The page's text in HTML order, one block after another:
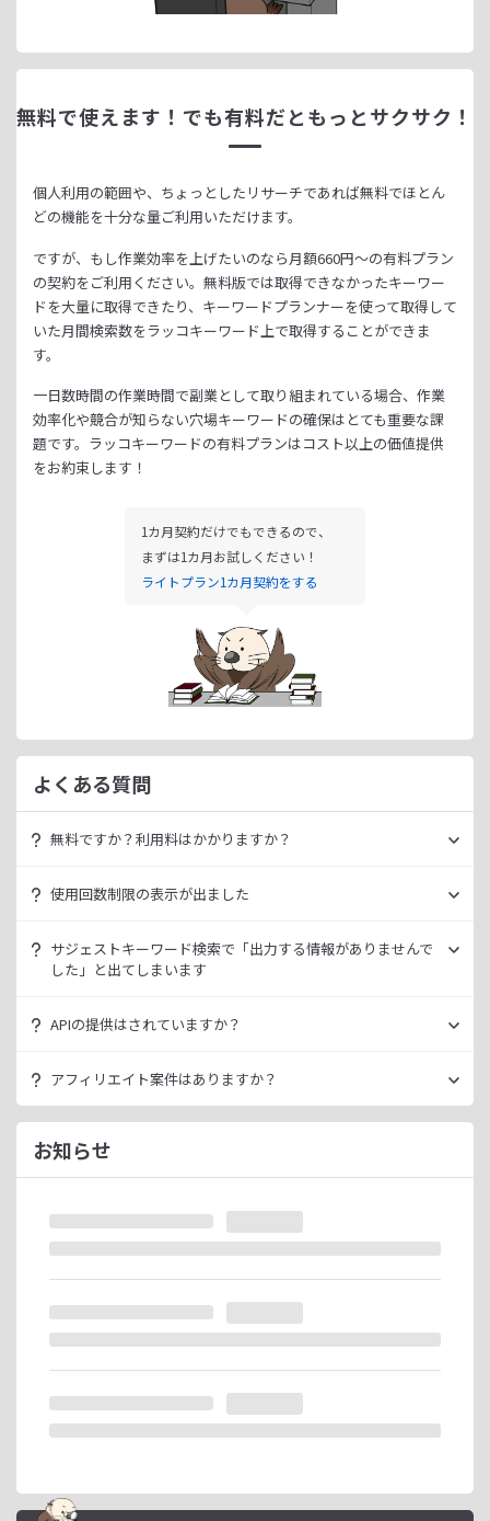
無料で使えます！ でも有料だともっとサクサク！
個人利用の範囲や、ちょっとしたリサーチであれば無料でほとん
どの機能を十分な量ご利用いただけます。
ですが、もし作業効率を上げたいのなら月額660円～の有料プラン
の契約をご利用ください。 無料版では取得できなかったキーワー
ドを大量に取得できたり、 キーワードプランナーを使って取得して
いた月間検索数をラッコキーワード上で取得することができま
す。
一日数時間の作業時間で副業として取り組まれている場合、 作業
効率化や競合が知らない穴場キーワードの確保はとても重要な課
題です。 ラッコキーワードの有料プランはコスト以上の価値提供
をお約束します！
1カ月契約だけでもできるので、
まずは1カ月お試しください！
ライトプラン1カ月契約をする
よくある質問
無料ですか？利用料はかかりますか？
いきなり課金されるようなことはございませんので、安心し
ただ、有料プランを利用することでよりニッチなキーワード
上させることができます。
使用回数制限の表示が出ました
ラッコID（メールアドレスのみ30秒登録）にご登録いただく
ことで制限が緩和されます。（※制限リセットは0時）
ご登録済みで制限に到達された場合は、有料プランのご利用
サジェストキーワード検索で「出力する情報がありませんで
した」と出てしまいます
ッコキーワードでも出力することができません。
サジェスト情報を出さない仕様になっております。
今後はサジェスト以外のキーワード取得手段も有料プランに
て提供してまいりますので、そちらにて対応できる見通しで
ございます。
APIの提供はされていますか？
詳細は ラッコキーワードAPIドキュメント
い。
アフィリエイト案件はありますか？
ラッコIDアフィリエイトにて、「ラッコキーワード」のアフ
ィリエイト案件をお取り扱いいたしております。
無料のユーザー登録、利用開始（初回ログイン）と有料プラ
※ラッコIDの重複登録と思われる場合は、成果が発生いたし
ません。
ラッコIDアフィリエイトは、「ユーザー情報」「銀行口座情
報」をご登録いただくことで即日ご利用開始いただけます。
お知らせ